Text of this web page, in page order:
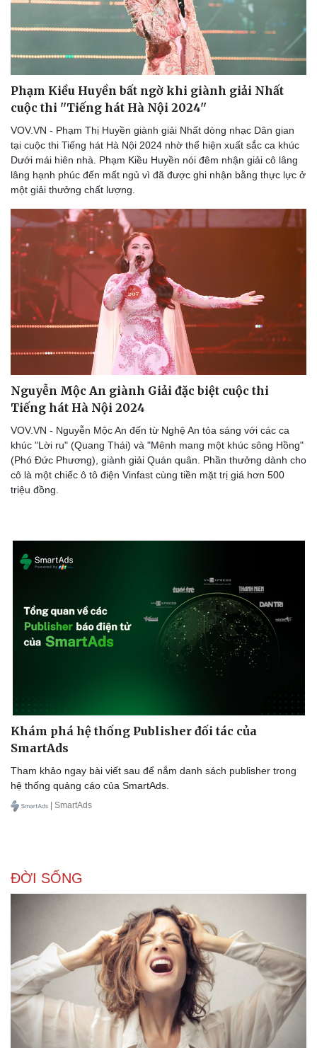
Thông tin doanh nghiệp
Doanh nghiệp 24h
Doanh nhân
Vì cộng đồng
Công nghệ
Sành điệu
Tin Công nghệ
Trải nghiệm
Chuyển đổi số
Phạm Kiều Huyền bất ngờ khi giành giải Nhất
cuộc thi ''Tiếng hát Hà Nội 2024''
VOV.VN - Phạm Thị Huyền giành giải Nhất dòng nhạc Dân gian
tại cuộc thi Tiếng hát Hà Nội 2024 nhờ thể hiện xuất sắc ca khúc
Dưới mái hiên nhà. Phạm Kiều Huyền nói đêm nhận giải cô lâng
lâng hạnh phúc đến mất ngủ vì đã được ghi nhận bằng thực lực ở
một giải thưởng chất lượng.
Nguyễn Mộc An giành Giải đặc biệt cuộc thi
Tiếng hát Hà Nội 2024
VOV.VN - Nguyễn Mộc An đến từ Nghệ An tỏa sáng với các ca
khúc "Lời ru" (Quang Thái) và "Mênh mang một khúc sông Hồng"
(Phó Đức Phương), giành giải Quán quân. Phần thưởng dành cho
cô là một chiếc ô tô điện Vinfast cùng tiền mặt trị giá hơn 500
triệu đồng.
Khám phá hệ thống Publisher đối tác của
SmartAds
Tham khảo ngay bài viết sau để nắm danh sách publisher trong
hệ thống quảng cáo của SmartAds.
| SmartAds
ĐỜI SỐNG